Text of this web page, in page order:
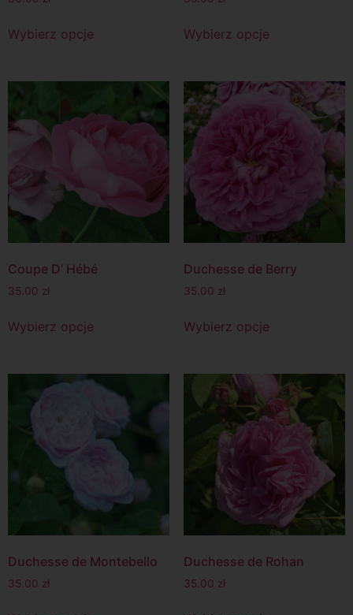
Wybierz opcje Wybierz opcje
Coupe D’ Hébé
35.00 zł
Wybierz opcje
Duchesse de Berry
35.00 zł
Wybierz opcje
Duchesse de Montebello
35.00 zł
Duchesse de Rohan
35.00 zł